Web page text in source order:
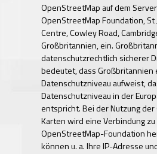
OpenStreetMap auf dem
OpenStreetMap Foundation, St
Centre, Cowley Road,
Großbritannien, ein.
datenschutzrechtlich sicherer
bedeutet, dass Großbritannien
Datenschutzniveau aufweist,
Datenschutzniveau in der
entspricht. Bei der Nutzung
Karten wird eine Verbindung
OpenStreetMap-Foundation
können u. a. Ihre IP-Adresse